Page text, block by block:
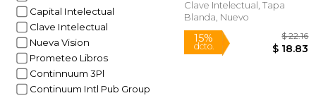
Capital Intelectual
Clave Intelectual
Nueva Vision
Prometeo Libros
Continnuum 3Pl
Continuum Intl Pub Group
Clave Intelectual, Tapa
Blanda, Nuevo